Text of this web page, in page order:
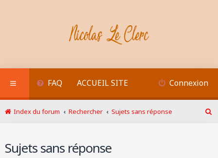
FAQ ACCUEIL SITE Connexion
Index du forum Rechercher
Sujets sans réponse
Sujets sans réponse